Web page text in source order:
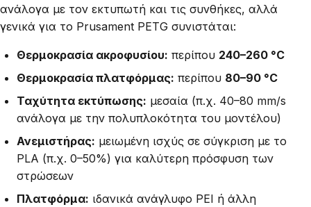
ανάλογα με τον εκτυπωτή και τις συνθήκες, αλλά
γενικά για το Prusament PETG συνιστάται:
Θερμοκρασία ακροφυσίου: περίπου 240–260 °C
Θερμοκρασία πλατφόρμας: περίπου 80–90 °C
Ταχύτητα εκτύπωσης: μεσαία (π.χ. 40–80 mm/s
ανάλογα με την πολυπλοκότητα του μοντέλου)
Ανεμιστήρας: μειωμένη ισχύς σε σύγκριση με το
PLA (π.χ. 0–50%) για καλύτερη πρόσφυση των
στρώσεων
Πλατφόρμα: ιδανικά ανάγλυφο PEI ή άλλη